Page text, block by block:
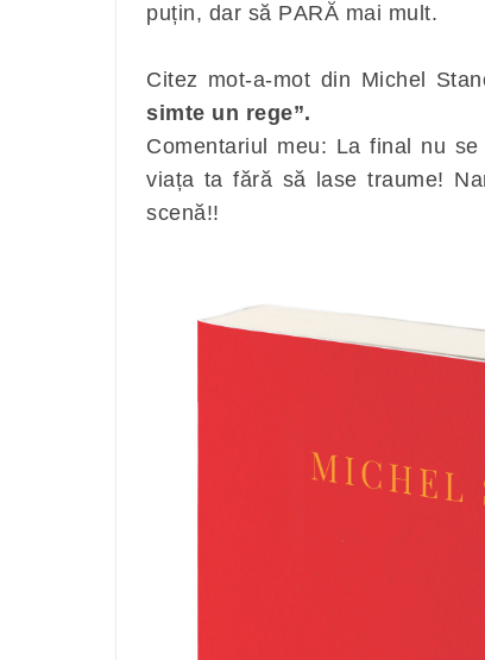
puțin, dar să PARĂ mai mult.
Citez mot-a-mot din Michel
simte un rege”.
Comentariul meu: La final nu
viața ta fără să lase traume!
scenă!!